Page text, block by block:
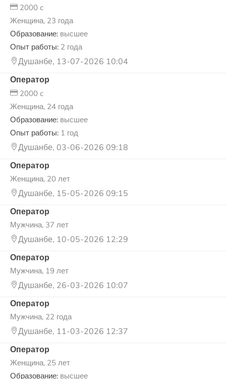
2000 c
Женщина, 23 года
Образование: высшее
Опыт работы: 2 года
Душанбе, 13-07-2026 10:04
Оператор
2000 c
Женщина, 24 года
Образование: высшее
Опыт работы: 1 год
Душанбе, 03-06-2026 09:18
Оператор
Женщина, 20 лет
Душанбе, 15-05-2026 09:15
Оператор
Мужчина, 37 лет
Душанбе, 10-05-2026 12:29
Оператор
Мужчина, 19 лет
Душанбе, 26-03-2026 10:07
Оператор
Мужчина, 22 года
Душанбе, 11-03-2026 12:37
Оператор
Женщина, 25 лет
Образование: высшее